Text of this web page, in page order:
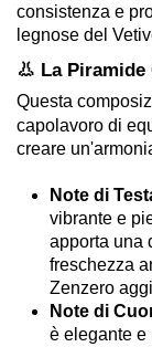
consistenza e
legnose del
👃 La
Questa
capolavoro di
creare
Note di
vibrante e
apporta una
freschezza
Zenzero
Note di
è elegante e